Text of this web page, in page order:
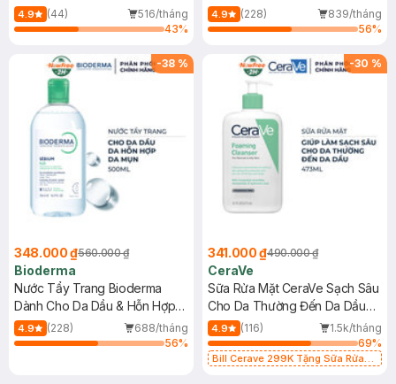
Mới)
4.9 (44)
516/tháng
43%
4.9 (228)
839/tháng
56%
-38 %
348.000 ₫560.000 ₫
Bioderma
Nước Tẩy Trang Bioderma
Dành Cho Da Dầu & Hỗn Hợp
500ml
4.9 (228)
688/tháng
56%
-30 %
341.000 ₫490.000 ₫
CeraVe
Sữa Rửa Mặt CeraVe Sạch Sâu
Cho Da Thường Đến Da Dầu
473ml
4.9 (116)
1.5k/tháng
69%
Bill Cerave 299K Tặng Sữa Rửa